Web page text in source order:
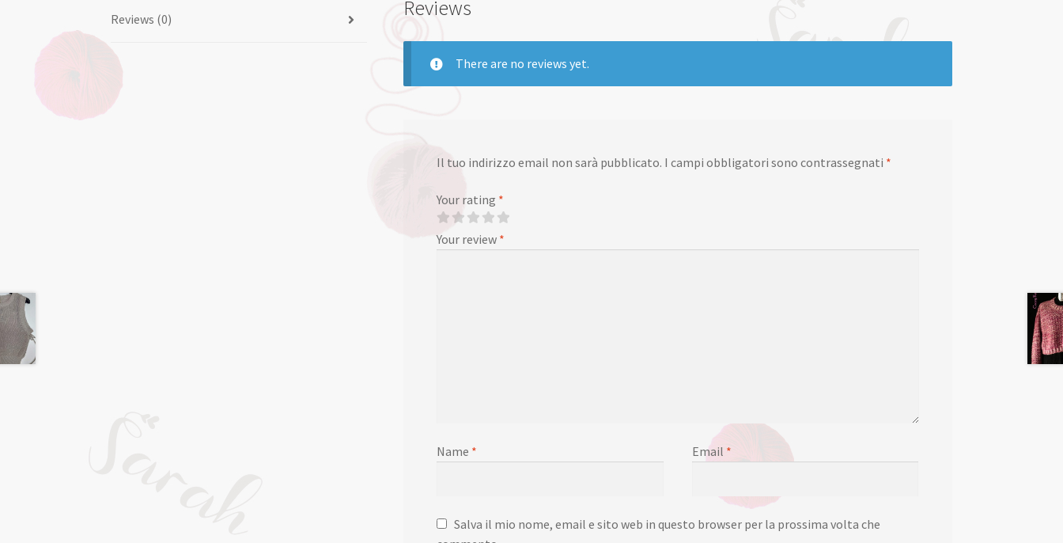
Reviews (0) Reviews
There are no reviews yet.
Il tuo indirizzo email non sarà pubblicato. I campi obbligatori sono contrassegnati *
Your rating *
Your review *
Name * Email *
Salva il mio nome, email e sito web in questo browser per la prossima volta che